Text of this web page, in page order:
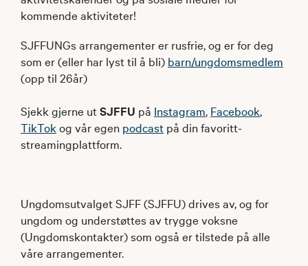
kommende aktiviteter!
SJFFUNGs arrangementer er rusfrie, og er for deg
som er (eller har lyst til å bli) barn/ungdomsmedlem
(opp til 26år)
Sjekk gjerne utSJFFU på Instagram, Facebook,
TikTok og vår egen podcast på din favoritt-
streamingplattform.
Ungdomsutvalget SJFF (SJFFU) drives av, og for
ungdom og understøttes av trygge voksne
(Ungdomskontakter) som også er tilstede på alle
våre arrangementer.